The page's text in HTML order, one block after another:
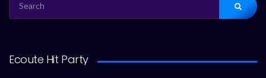
FOR:
Ecoute Hit Party